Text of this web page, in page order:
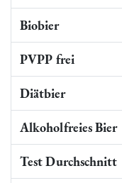
Biobier
PVPP frei
Diätbier
Alkoholfreies Bier
Test Durchschnitt